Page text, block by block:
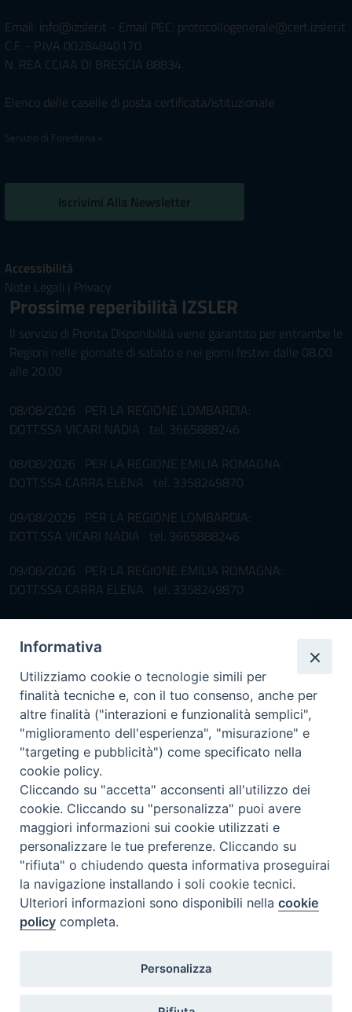
Email: info@izsler.it - Email PEC: protocollogenerale@cert.izsler.it
C.F. - P.IVA 00284840170
N. REA CCIAA DI BRESCIA 88834
Elenco delle caselle di posta certificata/istituzionale
Servizio di Foresteria »
Iscrivimi Alla Newsletter
Accessibilità
Note Legali | Privacy
Prossime reperibilità IZSLER
Il servizio di Pronta Disponibilità viene garantito per entrambe le
Regioni nelle giornate di sabato e nei giorni festivi: dalle 08.00
alle 20.00
08/08/2026 PER LA REGIONE LOMBARDIA:
DOTT.SSA VICARI NADIA tel. 3665888246
08/08/2026 PER LA REGIONE EMILIA ROMAGNA:
DOTT.SSA CARRA ELENA tel. 3358249870
09/08/2026 PER LA REGIONE LOMBARDIA:
DOTT.SSA VICARI NADIA tel. 3665888246
09/08/2026 PER LA REGIONE EMILIA ROMAGNA:
DOTT.SSA CARRA ELENA tel. 3358249870
Il servizio di Pronta Disponibilità viene garantito per entrambe le
Regioni nelle giornate di sabato e nei giorni festivi: dalle 08.00
alle 20.00
Accompagnare il campione con la scheda di segnalazione caso
(Link alla Circolare)e la relativa modulistica
Per l'Emilia-Romagna :
Per la Lombardia :Link al Mod.Accompagnamento
08/08/2026 PER LA REGIONE LOMBARDIA:
DR. PAVONI ENRICO tel. 3391639372
08/08/2026 PER LA REGIONE EMILIA ROMAGNA:
DOTT.SSA TADDEI ROBERTA tel. 3312331005
DR. PAVONI ENRICO tel. 3391639372
09/08/2026 PER LA REGIONE EMILIA ROMAGNA:
Informativa
Utilizziamo cookie o tecnologie simili per
finalità tecniche e, con il tuo consenso, anche per
altre finalità ("interazioni e funzionalità semplici",
"miglioramento dell'esperienza", "misurazione" e
"targeting e pubblicità") come specificato nella
cookie policy.
Cliccando su "accetta" acconsenti all'utilizzo dei
cookie. Cliccando su "personalizza" puoi avere
maggiori informazioni sui cookie utilizzati e
personalizzare le tue preferenze. Cliccando su
"rifiuta" o chiudendo questa informativa proseguirai
la navigazione installando i soli cookie tecnici.
Ulteriori informazioni sono disponibili nellacookie
policy completa.
Personalizza